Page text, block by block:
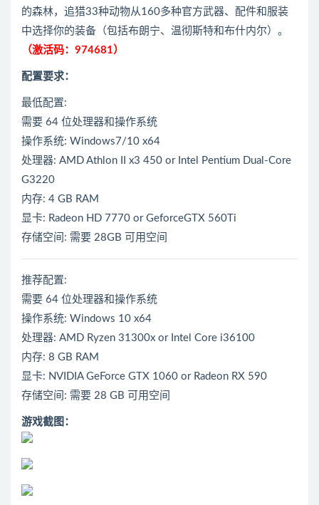
的森林，追猎33种动物从160多种官方武器、配件和服装
中选择你的装备（包括布朗宁、温彻斯特和布什内尔）。
（激活码：974681）
配置要求：
最低配置:
需要 64 位处理器和操作系统
操作系统: Windows7/10 x64
处理器: AMD Athlon II x3 450 or Intel Pentium Dual-Core
G3220
内存: 4 GB RAM
显卡: Radeon HD 7770 or GeforceGTX 560Ti
存储空间: 需要 28GB 可用空间
推荐配置:
需要 64 位处理器和操作系统
操作系统: Windows 10 x64
处理器: AMD Ryzen 31300x or Intel Core i36100
内存: 8 GB RAM
显卡: NVIDIA GeForce GTX 1060 or Radeon RX 590
存储空间: 需要 28 GB 可用空间
游戏截图：